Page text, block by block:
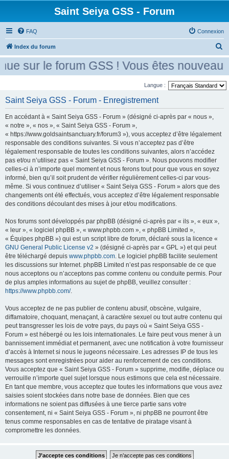
Saint Seiya GSS - Forum
FAQ Connexion
Index du forum
e
h
r
sur le forum GSS ! Vous êtes nouveau
Langue :
Saint Seiya GSS - Forum - Enregistrement
En accédant à « Saint Seiya GSS - Forum » (désigné ci-après par « nous »,
« notre », « nos », « Saint Seiya GSS - Forum »,
« https://www.goldsaintsanctuary.fr/forum3 »), vous acceptez d’être légalement
responsable des conditions suivantes. Si vous n’acceptez pas d’être
légalement responsable de toutes les conditions suivantes, alors n’accédez
pas et/ou n’utilisez pas « Saint Seiya GSS - Forum ». Nous pouvons modifier
celles-ci à n’importe quel moment et nous ferons tout pour que vous en soyez
informé, bien qu’il soit prudent de vérifier régulièrement celles-ci par vous-
même. Si vous continuez d’utiliser « Saint Seiya GSS - Forum » alors que des
changements ont été effectués, vous acceptez d’être légalement responsable
des conditions découlant des mises à jour et/ou modifications.
Nos forums sont développés par phpBB (désigné ci-après par « ils », « eux »,
« leur », « logiciel phpBB », « www.phpbb.com », « phpBB Limited »,
« Équipes phpBB ») qui est un script libre de forum, déclaré sous la licence «
GNU General Public License v2 » (désigné ci-après par « GPL ») et qui peut
être téléchargé depuis www.phpbb.com. Le logiciel phpBB facilite seulement
les discussions sur Internet. phpBB Limited n’est pas responsable de ce que
nous acceptons ou n’acceptons pas comme contenu ou conduite permis. Pour
de plus amples informations au sujet de phpBB, veuillez consulter :
https://www.phpbb.com/.
Vous acceptez de ne pas publier de contenu abusif, obscène, vulgaire,
diffamatoire, choquant, menaçant, à caractère sexuel ou tout autre contenu qui
peut transgresser les lois de votre pays, du pays où « Saint Seiya GSS -
Forum » est hébergé ou les lois internationales. Le faire peut vous mener à un
bannissement immédiat et permanent, avec une notification à votre fournisseur
d’accès à Internet si nous le jugeons nécessaire. Les adresses IP de tous les
messages sont enregistrées pour aider au renforcement de ces conditions.
Vous acceptez que « Saint Seiya GSS - Forum » supprime, modifie, déplace ou
verrouille n’importe quel sujet lorsque nous estimons que cela est nécessaire.
En tant que membre, vous acceptez que toutes les informations que vous avez
saisies soient stockées dans notre base de données. Bien que ces
informations ne soient pas diffusées à une tierce partie sans votre
consentement, ni « Saint Seiya GSS - Forum », ni phpBB ne pourront être
tenus comme responsables en cas de tentative de piratage visant à
compromettre les données.